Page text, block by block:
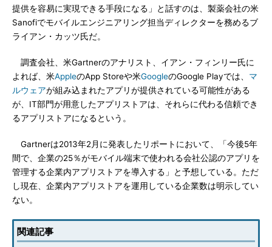
提供を容易に実現できる手段になる」と話すのは、製薬会社の米
Sanofiでモバイルエンジニアリング担当ディレクターを務めるブ
ライアン・カッツ氏だ。
調査会社、米Gartnerのアナリスト、イアン・フィンリー氏に
よれば、米AppleのApp Storeや米GoogleのGoogle Playでは、 マ
ルウェアが組み込まれたアプリが提供されている可能性がある
が、IT部門が用意したアプリストアは、それらに代わる信頼でき
るアプリストアになるという。
Gartnerは2013年2月に発表したリポートにおいて、「今後5年
間で、企業の25％がモバイル端末で使われる会社公認のアプリを
管理する企業内アプリストアを導入する」と予想している。ただ
し現在、企業内アプリストアを運用している企業数は明示してい
ない。
関連記事